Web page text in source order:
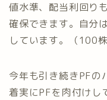
値水準、配当利回り
確保できます。自分
しています。（100株
今年も引き続きPFの
着実にPFを肉付け